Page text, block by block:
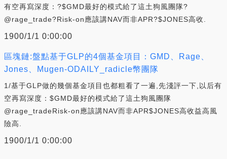
有空再寫深度：?$GMD最好的模式給了這土狗風團隊?
@rage_trade?Risk-on應該講NAV而非APR?$JONES高收.
1900/1/1 0:00:00
區塊鏈:盤點基于GLP的4個基金項目：GMD、Rage、
Jones、Mugen-ODAILY_radicle幣團隊
1/基于GLP做的幾個基金項目也都粗看了一遍,先淺評一下,以后有
空再寫深度：$GMD最好的模式給了這土狗風團隊
@rage_tradeRisk-on應該講NAV而非APR$JONES高收益高風
險高.
1900/1/1 0:00:00